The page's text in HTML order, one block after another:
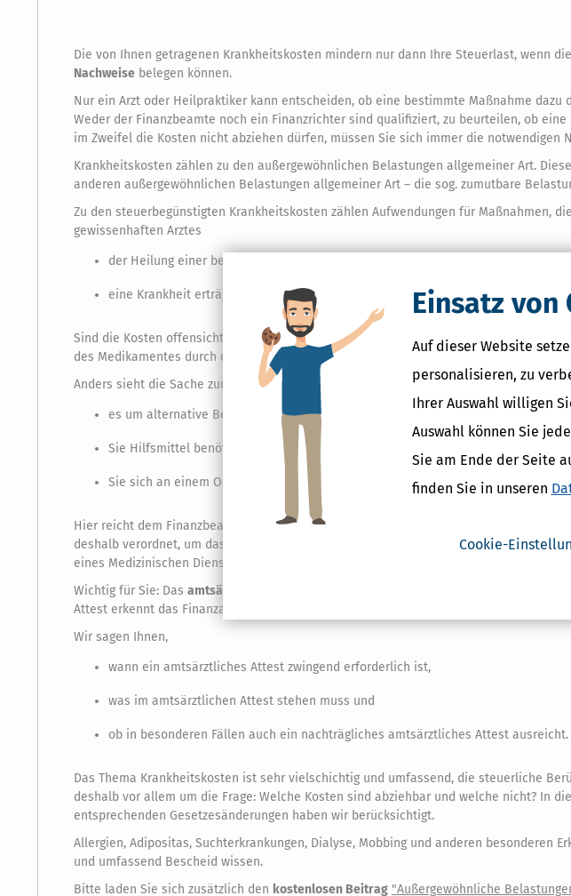
Einsatz von
Auf dieser Website
personalisieren, zu
Ihrer Auswahl willigen
Auswahl können Sie
Sie am Ende der Seite
finden Sie in unseren
Cookie-
Die von Ihnen getragenen Krankheitskosten mindern nur dann Ihre Steuerlast, wenn
Nachweise belegen können.
Nur ein Arzt oder Heilpraktiker kann entscheiden, ob eine bestimmte Maßnahme
Weder der Finanzbeamte noch ein Finanzrichter sind qualifiziert, zu beurteilen, ob
im Zweifel die Kosten nicht abziehen dürfen, müssen Sie sich immer die notwendigen
Krankheitskosten zählen zu den außergewöhnlichen Belastungen allgemeiner Art.
anderen außergewöhnlichen Belastungen allgemeiner Art – die sog. zumutbare
Zu den steuerbegünstigten Krankheitskosten zählen Aufwendungen für Maßnahmen,
gewissenhaften Arztes
der Heilung einer bestimmten Krankheit dienen oder
eine Krankheit erträglicher machen bzw. deren Folgen lindern sollen.
Sind die Kosten offensichtlich krankheitsbedingt wie zum Beispiel ein Medikament
des Medikamentes durch den behandelnden Arzt oder Heilpraktiker aus. Dies gilt auch
Anders sieht die Sache zum Beispiel aus, wenn
es um alternative Behandlungsmethoden geht, die wissenschaftlich (noch) nicht
Sie Hilfsmittel benötigen, die auch von Gesunden genutzt werden (z. B. ein
Sie sich an einem Ort aufhalten müssen, an dem andere Wellness oder Urlaub
Hier reicht dem Finanzbeamten eine Verordnung des behandelnden Arztes nicht
deshalb verordnet, um das Vertrauensverhältnis zu seinem Patienten nicht zu
eines Medizinischen Dienstes der Krankenversicherung (kurz: MDK) sehen.
Wichtig für Sie: Das amtsärztliche Attest
Attest erkennt das Finanzamt die Kosten dann nicht an.
Wir sagen Ihnen,
wann ein amtsärztliches Attest zwingend erforderlich ist,
was im amtsärztlichen Attest stehen muss und
ob in besonderen Fällen auch ein nachträgliches amtsärztliches Attest ausreicht.
Das Thema Krankheitskosten ist sehr vielschichtig und umfassend, die steuerliche
deshalb vor allem um die Frage: Welche Kosten sind abziehbar und welche nicht? In
entsprechenden Gesetzesänderungen haben wir berücksichtigt.
Allergien, Adipositas, Suchterkrankungen, Dialyse, Mobbing und anderen besonderen
und umfassend Bescheid wissen.
Bitte laden Sie sich zusätzlich den kostenlosen Beitrag "Außergewöhnliche